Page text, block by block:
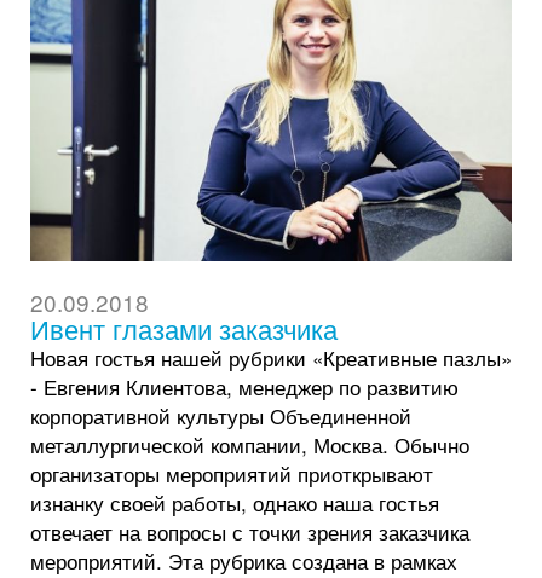
20.09.2018
Ивент глазами заказчика
Новая гостья нашей рубрики «Креативные пазлы»
- Евгения Клиентова, менеджер по развитию
корпоративной культуры Объединенной
металлургической компании, Москва. Обычно
организаторы мероприятий приоткрывают
изнанку своей работы, однако наша гостья
отвечает на вопросы с точки зрения заказчика
мероприятий. Эта рубрика создана в рамках